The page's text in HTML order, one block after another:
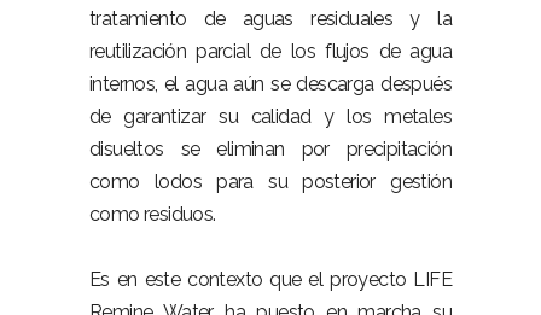
tratamiento de aguas residuales y la
reutilización parcial de los flujos de agua
internos, el agua aún se descarga después
de garantizar su calidad y los metales
disueltos se eliminan por precipitación
como lodos para su posterior gestión
como residuos.
Es en este contexto que el proyecto LIFE